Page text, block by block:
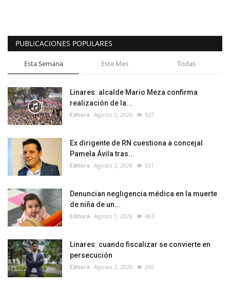
PUBLICACIONES POPULARES
Esta Semana Este Mes Todas
Linares: alcalde Mario Meza confirma
realización de la...
Editora Agosto 5, 2026 927
Ex dirigente de RN cuestiona a concejal
Pamela Ávila tras...
Editora Agosto 2, 2026 511
Denuncian negligencia médica en la muerte
de niña de un...
Editora Agosto 1, 2026 463
Linares: cuando fiscalizar se convierte en
persecución
Editora Agosto 2, 2026 292